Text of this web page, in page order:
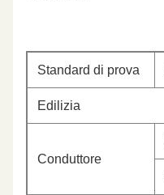
Standard di prova
Edilizia
Conduttore